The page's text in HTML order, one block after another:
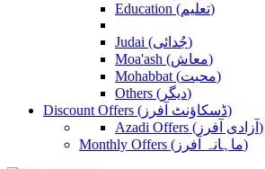
Education (تعلیم)
Judai (جُدائی)
Moa'ash (معاش)
Mohabbat (محبت)
Others (دیگر)
Discount Offers (ڈسکاؤنٹ آفرز)
Azadi Offers (آزادی آفرز)
Monthly Offers (ماہانہ آفرز)